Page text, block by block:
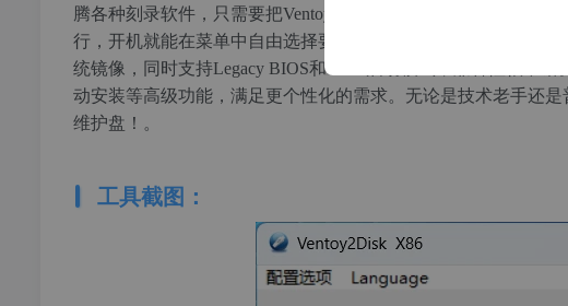
腾各种刻录软件，只需要把Ventoy安装到U盘一次，之后直接
行，开机就能在菜单中自由选择要启动哪个系统，真正实现“放
统镜像，同时支持Legacy BIOS和UEFI启动模式，兼容性很不
动安装等高级功能，满足更个性化的需求。无论是技术老手还
维护盘！。
工具截图：